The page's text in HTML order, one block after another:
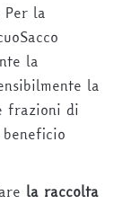
la
la
la
frazioni di
la raccolta